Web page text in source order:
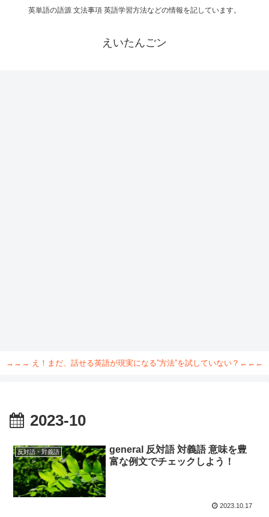
英単語の語源 文法事項 英語学習方法などの情報を記しています。
えいたんごン
→→→ え！まだ、話せる英語が現実になる”方法”を試していない？←←←
2023-10
反対語・対義語
general 反対語 対義語 意味を豊
富な例文でチェックしよう！
2023.10.17